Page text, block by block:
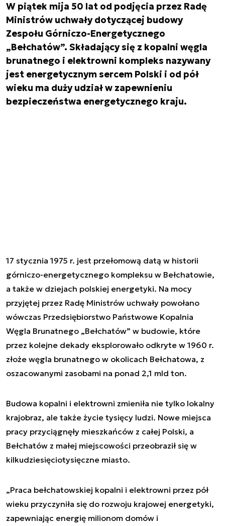
W piątek mija 50 lat od podjęcia przez Radę
Ministrów uchwały dotyczącej budowy
Zespołu Górniczo-Energetycznego
„Bełchatów”. Składający się z kopalni węgla
brunatnego i elektrowni kompleks nazywany
jest energetycznym sercem Polski i od pół
wieku ma duży udział w zapewnieniu
bezpieczeństwa energetycznego kraju.
17 stycznia 1975 r. jest przełomową datą w historii
górniczo-energetycznego kompleksu w Bełchatowie,
a także w dziejach polskiej energetyki. Na mocy
przyjętej przez Radę Ministrów uchwały powołano
wówczas Przedsiębiorstwo Państwowe Kopalnia
Węgla Brunatnego „Bełchatów” w budowie, które
przez kolejne dekady eksplorowało odkryte w 1960 r.
złoże węgla brunatnego w okolicach Bełchatowa, z
oszacowanymi zasobami na ponad 2,1 mld ton.
Budowa kopalni i elektrowni zmieniła nie tylko lokalny
krajobraz, ale także życie tysięcy ludzi. Nowe miejsca
pracy przyciągnęły mieszkańców z całej Polski, a
Bełchatów z małej miejscowości przeobraził się w
kilkudziesięciotysięczne miasto.
„Praca bełchatowskiej kopalni i elektrowni przez pół
wieku przyczyniła się do rozwoju krajowej energetyki,
zapewniając energię milionom domów i